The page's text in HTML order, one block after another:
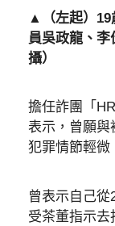
▲（左起）19
員吳政龍、
攝）
擔任詐團「
表示，曾願
犯罪情節輕微
曾表示自己從
受茶董指示